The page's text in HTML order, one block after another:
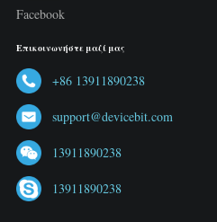
Facebook
Επικοινωνήστε μαζί μας
+86 13911890238
support@devicebit.com
13911890238
13911890238